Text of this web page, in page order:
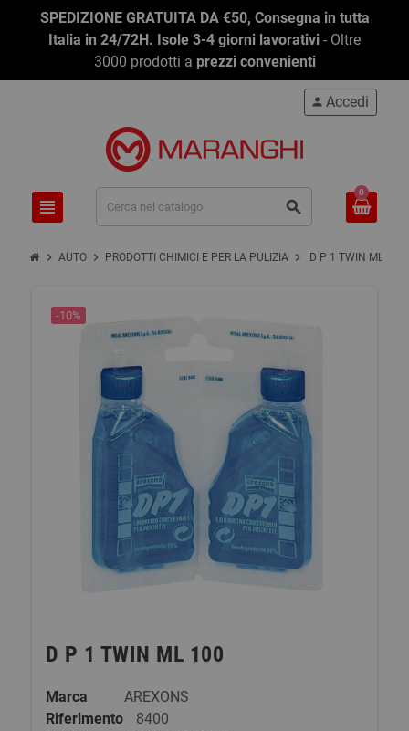
SPEDIZIONE GRATUITA DA €50, Consegna in tutta
Italia in 24/72H. Isole 3-4 giorni lavorativi - Oltre
3000 prodotti a prezzi convenienti
view_headline search
person Accedi
0
chevron_right AUTO chevron_right PRODOTTI CHIMICI E PER LA PULIZIA chevron_right D P 1 TWIN ML 100
-10%
D P 1 TWIN ML 100
Marca
AREXONS
Riferimento
8400